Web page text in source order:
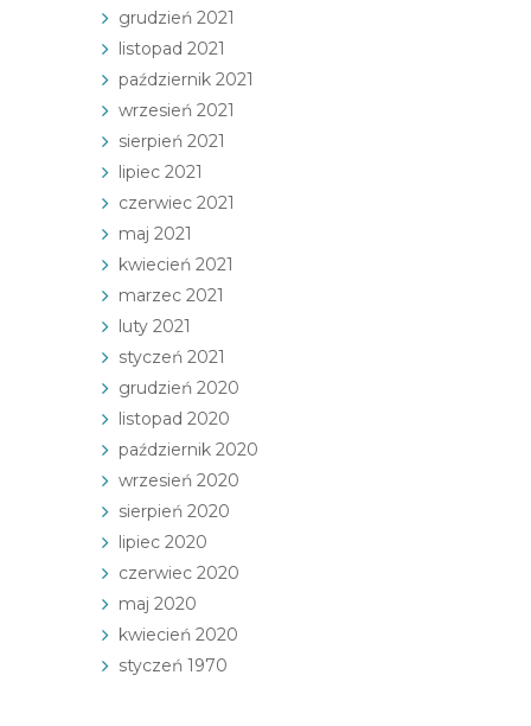
grudzień 2021
listopad 2021
październik 2021
wrzesień 2021
sierpień 2021
lipiec 2021
czerwiec 2021
maj 2021
kwiecień 2021
marzec 2021
luty 2021
styczeń 2021
grudzień 2020
listopad 2020
październik 2020
wrzesień 2020
sierpień 2020
lipiec 2020
czerwiec 2020
maj 2020
kwiecień 2020
styczeń 1970